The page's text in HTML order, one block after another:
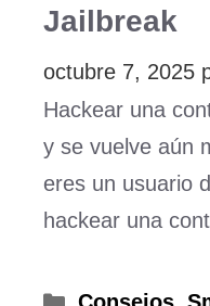
Jailbreak
octubre 7, 2025
Hackear una
y se vuelve aún
eres un usuario
hackear una
Categorías